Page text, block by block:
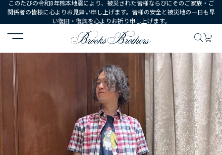
このたびの令和8年熊本地震により、被災された皆様ならびにそのご家族・ご
関係者の皆様に心よりお見舞い申し上げます。皆様の安全と被災地の一日も早
い復旧・復興を心よりお祈り申し上げます。
HOME コーディネート コーディネート詳細